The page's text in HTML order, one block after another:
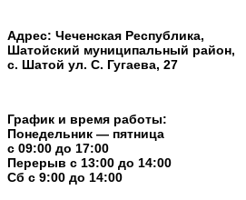
Адрес: Чеченская Республика,
Шатойский муниципальный район,
с. Шатой ул. С. Гугаева, 27
График и время работы:
Понедельник — пятница
с 09:00 до 17:00
Перерыв c 13:00 до 14:00
Cб с 9:00 до 14:00